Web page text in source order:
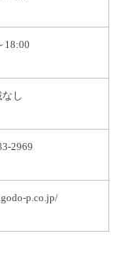
18:00
し
2969
p.co.jp/